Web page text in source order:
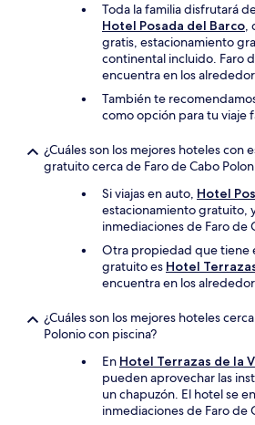
Toda la familia disfrutará
Hotel Posada del Barco,
gratis, estacionamiento
continental incluido. Faro
encuentra en los
También te
como opción para tu viaje
¿Cuáles son los mejores hoteles con
gratuito cerca de Faro de Cabo
Si viajas en auto, Hotel
estacionamiento gratuito,
inmediaciones de Faro de
Otra propiedad que tiene
gratuito es Hotel
encuentra en los
¿Cuáles son los mejores hoteles
Polonio con piscina?
En Hotel Terrazas de la
pueden aprovechar las
un chapuzón. El hotel se
inmediaciones de Faro de